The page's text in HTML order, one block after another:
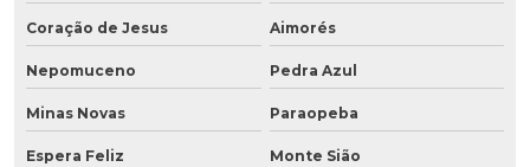
Coração de Jesus Aimorés
Nepomuceno Pedra Azul
Minas Novas Paraopeba
Espera Feliz Monte Sião